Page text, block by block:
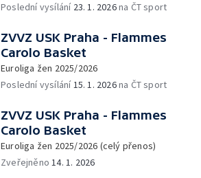
Poslední vysílání 23. 1. 2026na ČT sport
ZVVZ USK Praha - Flammes
Carolo Basket
Euroliga žen 2025/2026
Poslední vysílání15. 1. 2026na ČT sport
ZVVZ USK Praha - Flammes
Carolo Basket
Euroliga žen 2025/2026 (celý přenos)
Zveřejněno14. 1. 2026